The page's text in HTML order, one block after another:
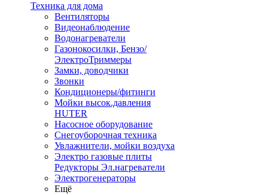
Техника для дома
Вентиляторы
Видеонаблюдение
Водонагреватели
Газонокосилки, Бензо/
ЭлектроТриммеры
Замки, доводчики
Звонки
Кондиционеры/фитинги
Мойки высок.давления
HUTER
Насосное оборудование
Снегоуборочная техника
Увлажнители, мойки воздуха
Электро газовые плиты
Редукторы Эл.нагреватели
Электрогенераторы
Ещё